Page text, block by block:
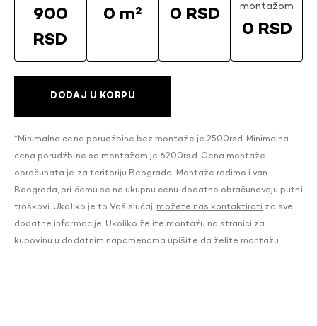
900
RSD
0 m² 0 RSD
montažom
0 RSD
DODAJ U KORPU
*Minimalna cena porudžbine bez montaže je 2500rsd. Minimalna
cena porudžbine sa montažom je 6200rsd. Cena montaže
obračunata je za teritoriju Beograda. Montaže radimo i van
Beograda, pri čemu se na ukupnu cenu dodatno obračunavaju putni
troškovi. Ukoliko je to Vaš slučaj, možete nas kontaktirati za sve
dodatne informacije. Ukoliko želite montažu na stranici za
kupovinu u dodatnim napomenama upišite da želite montažu.